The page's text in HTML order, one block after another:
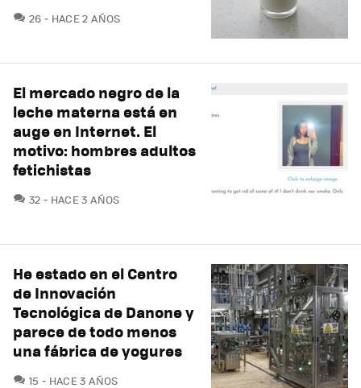
26 COMENTARIOS
HACE 2 AÑOS
El mercado negro de la
leche materna está en
auge en Internet. El
motivo: hombres adultos
fetichistas
32 COMENTARIOS
HACE 3 AÑOS
He estado en el Centro
de Innovación
Tecnológica de Danone y
parece de todo menos
una fábrica de yogures
15 COMENTARIOS
HACE 3 AÑOS